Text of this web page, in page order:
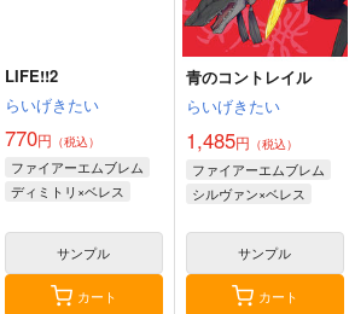
サンプル
カート
LIFE!!2
らいげきたい
770円 （税込）
ファイアーエムブレム
ディミトリ×ベレス
サンプル
カート
青のコントレイル
らいげきたい
1,485円 （税込）
ファイアーエムブレム
シルヴァン×ベレス
サンプル
カート